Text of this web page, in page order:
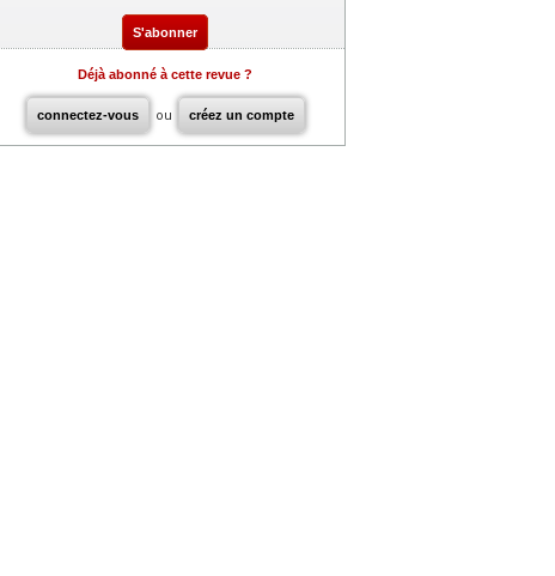
S'abonner
Déjà abonné à cette revue ?
connectez-vous ou créez un compte